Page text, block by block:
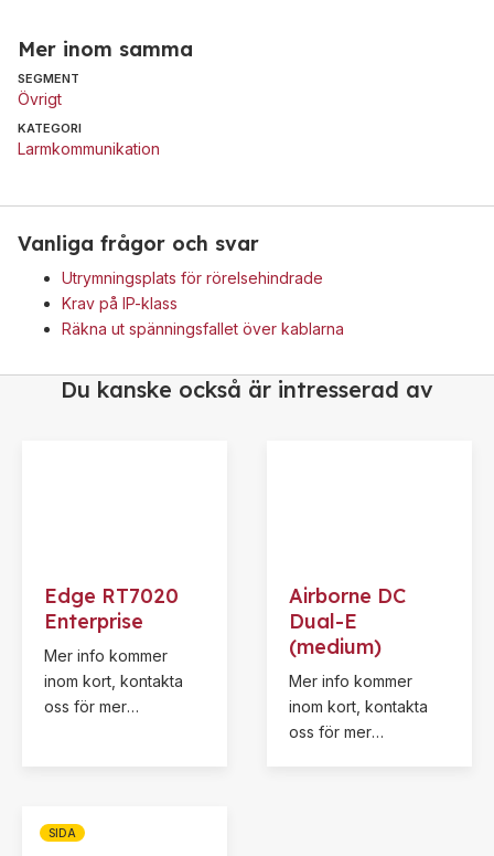
Mer inom samma
SEGMENT
Övrigt
KATEGORI
Larmkommunikation
Vanliga frågor och svar
Utrymningsplats för rörelsehindrade
Krav på IP-klass
Räkna ut spänningsfallet över kablarna
Du kanske också är intresserad av
Edge RT7020
Enterprise
Mer info kommer
inom kort, kontakta
oss för mer
Airborne DC
Dual-E
(medium)
Mer info kommer
inom kort, kontakta
oss för mer
SIDA